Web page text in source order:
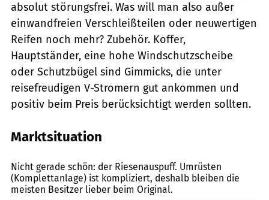
absolut störungsfrei. Was will man also außer
einwandfreien Verschleißteilen oder neuwertigen
Reifen noch mehr? Zubehör. Koffer,
Hauptständer, eine hohe Windschutzscheibe
oder Schutzbügel sind Gimmicks, die unter
reisefreudigen V-Stromern gut ankommen und
positiv beim Preis berücksichtigt werden sollten.
Marktsituation
Nicht gerade schön: der Riesenauspuff. Umrüsten
(Komplettanlage) ist kompliziert, deshalb bleiben die
meisten Besitzer lieber beim Original.